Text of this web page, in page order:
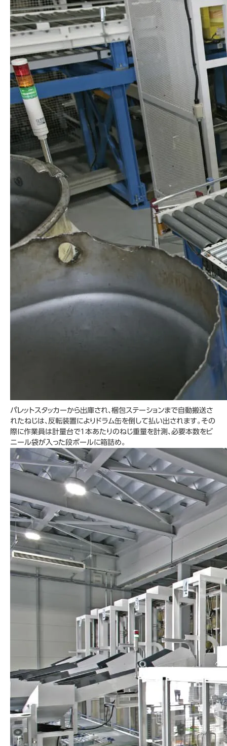
パレットスタッカーから出庫され、梱包ステーションまで自動搬送さ
れたねじは、反転装置によりドラム缶を倒して払い出されます。その
際に作業員は計量台で１本あたりのねじ重量を計測、必要本数をビ
ニール袋が入った段ボールに箱詰め。